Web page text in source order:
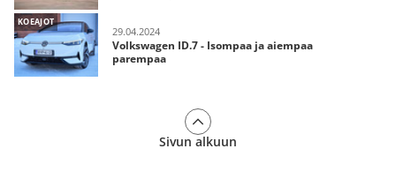
KOEAJOT
29.04.2024
Volkswagen ID.7 - Isompaa ja aiempaa
parempaa
Sivun alkuun